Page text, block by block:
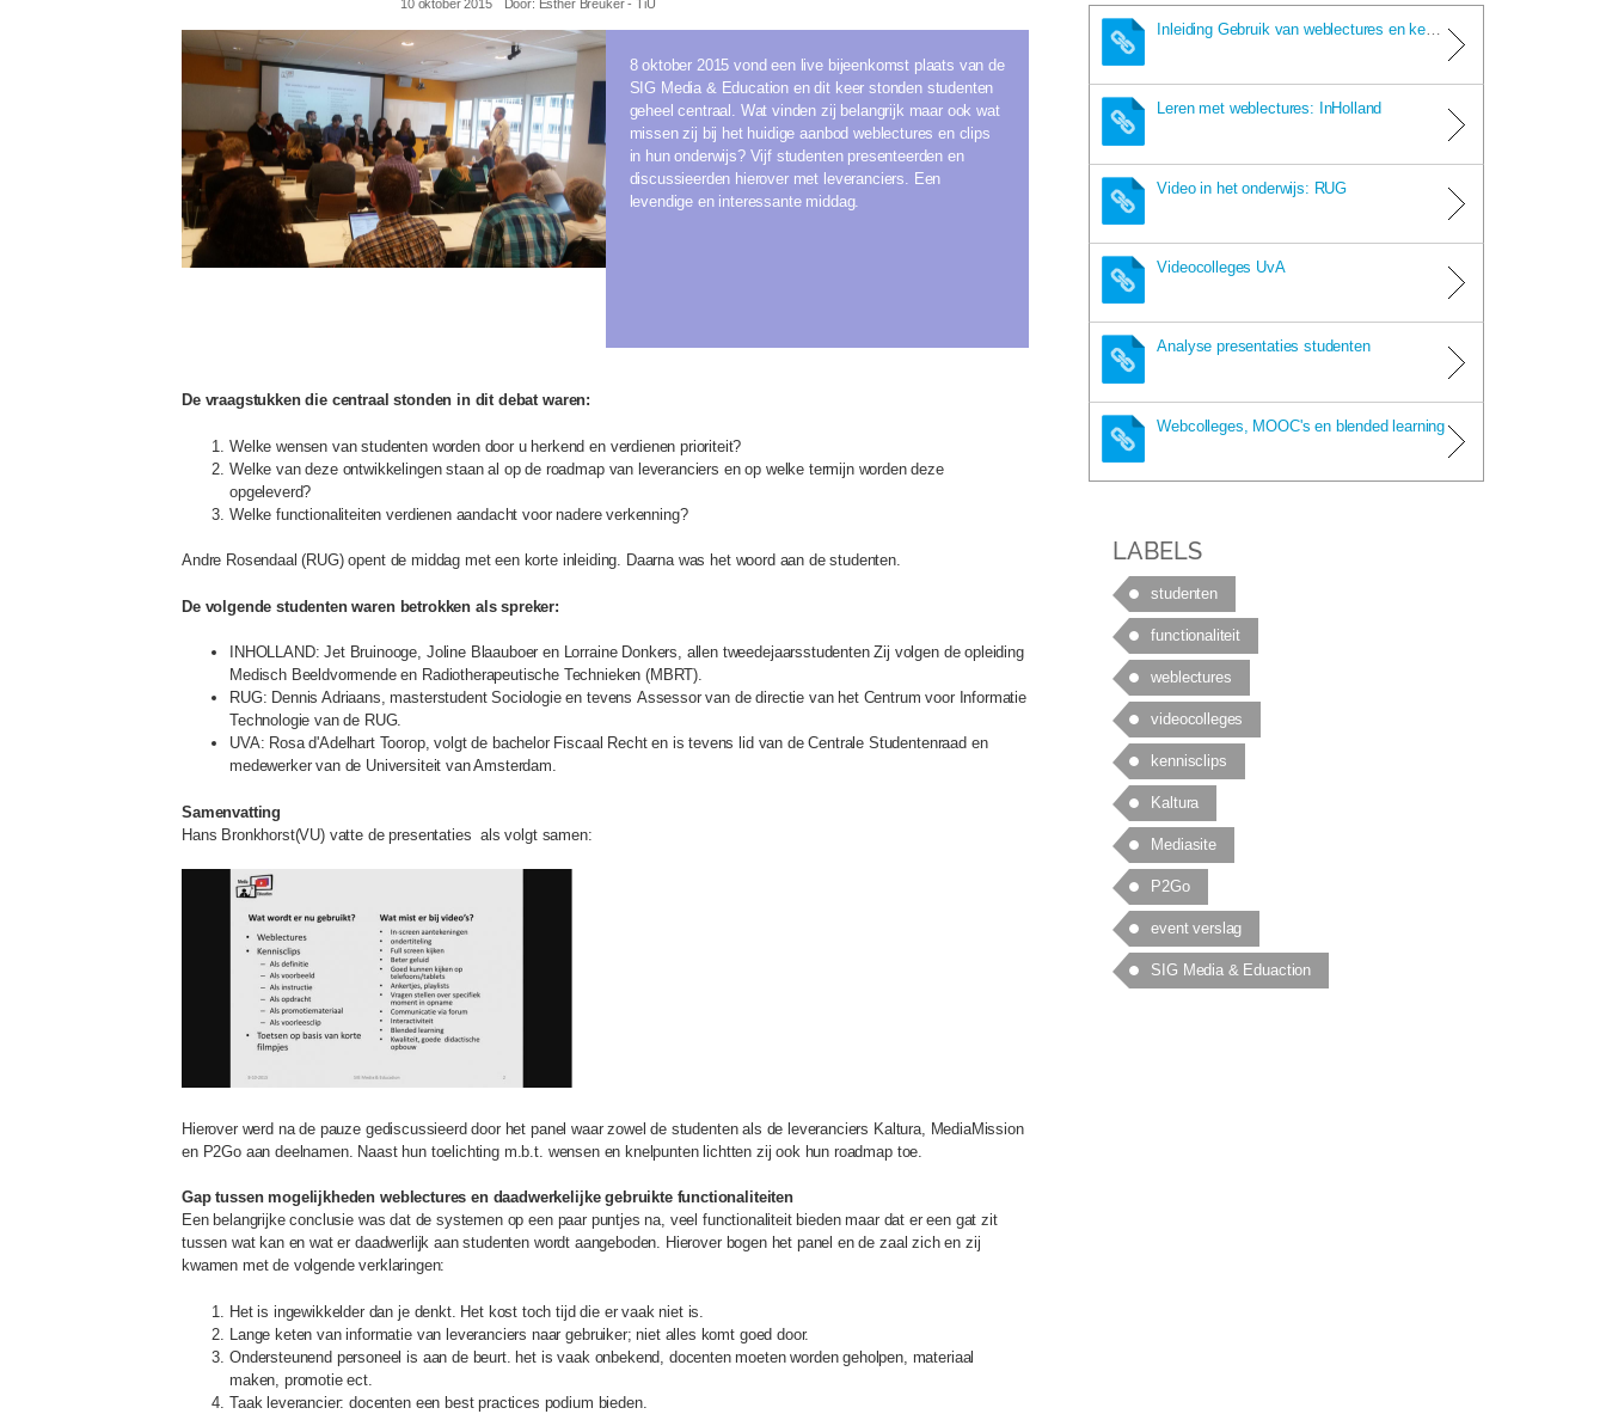
10 oktober 2015 Door: Esther Breuker- TiU
8152015-01.jpg
8 oktober 2015 vond een live bijeenkomst plaats van de
SIG Media & Education en dit keer stonden studenten
geheel centraal. Wat vinden zij belangrijk maar ook wat
missen zij bij het huidige aanbod weblectures en clips
in hun onderwijs? Vijf studenten presenteerden en
discussieerden hierover met leveranciers. Een
levendige en interessante middag.
De vraagstukken die centraal stonden in dit debat waren:
Welke wensen van studenten worden door u herkend en verdienen prioriteit?
Welke van deze ontwikkelingen staan al op de roadmap van leveranciers en op welke termijn worden deze
opgeleverd?
Welke functionaliteiten verdienen aandacht voor nadere verkenning?
Andre Rosendaal (RUG) opent de middag met een korte inleiding. Daarna was het woord aan de studenten.
De volgende studenten waren betrokken als spreker:
INHOLLAND: Jet Bruinooge, Joline Blaauboer en Lorraine Donkers, allen tweedejaarsstudenten Zij volgen de opleiding
Medisch Beeldvormende en Radiotherapeutische Technieken (MBRT).
RUG: Dennis Adriaans, masterstudent Sociologie en tevens Assessor van de directie van het Centrum voor Informatie
Technologie van de RUG.
UVA: Rosa d'Adelhart Toorop, volgt de bachelor Fiscaal Recht en is tevens lid van de Centrale Studentenraad en
medewerker van de Universiteit van Amsterdam.
Samenvatting
Hans Bronkhorst(VU) vatte de presentaties als volgt samen:
Hierover werd na de pauze gediscussieerd door het panel waar zowel de studenten als de leveranciers Kaltura, MediaMission
en P2Go aan deelnamen. Naast hun toelichting m.b.t. wensen en knelpunten lichtten zij ook hun roadmap toe.
Gap tussen mogelijkheden weblectures en daadwerkelijke gebruikte functionaliteiten
Een belangrijke conclusie was dat de systemen op een paar puntjes na, veel functionaliteit bieden maar dat er een gat zit
tussen wat kan en wat er daadwerlijk aan studenten wordt aangeboden. Hierover bogen het panel en de zaal zich en zij
kwamen met de volgende verklaringen:
Het is ingewikkelder dan je denkt. Het kost toch tijd die er vaak niet is.
Lange keten van informatie van leveranciers naar gebruiker; niet alles komt goed door.
Ondersteunend personeel is aan de beurt. het is vaak onbekend, docenten moeten worden geholpen, materiaal
maken, promotie ect.
Taak leverancier: docenten een best practices podium bieden.
Inleiding Gebruik van weblectures en kennisclips door studenten
Leren met weblectures: InHolland
Video in het onderwijs: RUG
Videocolleges UvA
Analyse presentaties studenten
Webcolleges, MOOC's en blended learning
LABELS
studenten
functionaliteit
weblectures
videocolleges
kennisclips
Kaltura
Mediasite
P2Go
event verslag
SIG Media & Eduaction